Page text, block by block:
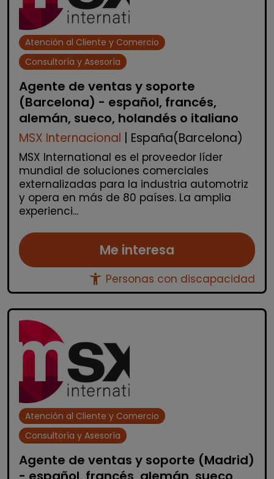
Atención al Cliente y Comercio
Consultoría y Asesoría
Agente de ventas y soporte
(Barcelona) - español, francés,
alemán, sueco, holandés o italiano
MSX Internacional | España(Barcelona)
MSX International es el proveedor líder
mundial de soluciones comerciales
externalizadas para la industria automotriz
y opera en más de 80 países. La amplia
experienci...
Me interesa
accessibility_new Personas con discapacidad
Atención al Cliente y Comercio
Consultoría y Asesoría
Agente de ventas y soporte (Madrid)